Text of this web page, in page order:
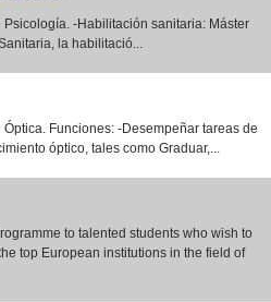
-Habilitación sanitaria: Máster
la habilitació...
Funciones: -Desempeñar tareas de
óptico, tales como Graduar,...
to talented students who wish to
top European institutions in the field of